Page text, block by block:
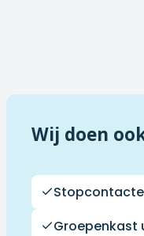
Wij doen
Groepenkast